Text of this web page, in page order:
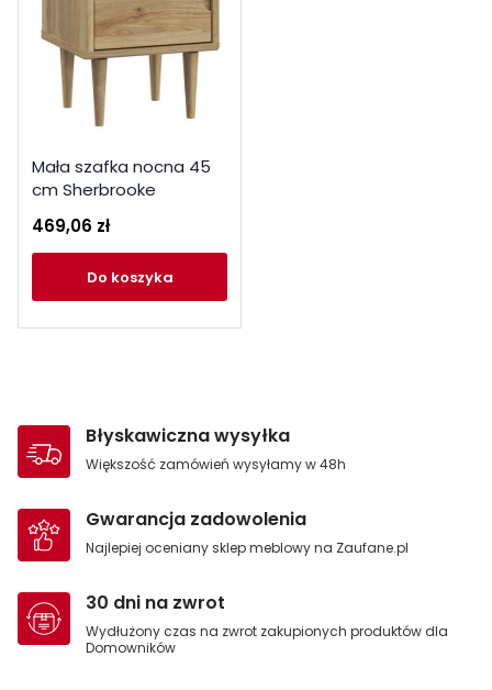
Mała szafka nocna 45
cm Sherbrooke
mauvella
469,06 zł
do koszyka
Błyskawiczna wysyłka
Większość zamówień wysyłamy w 48h
Gwarancja zadowolenia
Najlepiej oceniany sklep meblowy na Zaufane.pl
30 dni na zwrot
Wydłużony czas na zwrot zakupionych produktów dla
Domowników